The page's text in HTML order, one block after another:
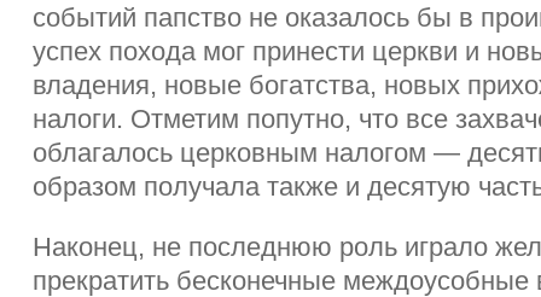
событий папство не оказалось бы в
успех похода мог принести церкви и
владения, новые богатства, новых
налоги. Отметим попутно, что все
облагалось церковным налогом —
образом получала также и десятую
Наконец, не последнюю роль играло
прекратить бесконечные